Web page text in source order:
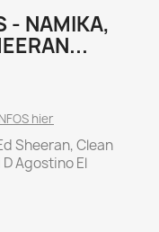
- NAMIKA,
hier
Sheeran, Clean
Agostino El